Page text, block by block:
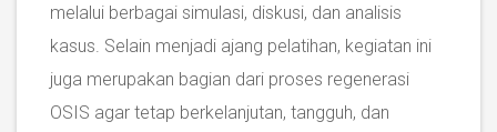
melalui berbagai simulasi, diskusi, dan analisis
kasus. Selain menjadi ajang pelatihan, kegiatan ini
juga merupakan bagian dari proses regenerasi
OSIS agar tetap berkelanjutan, tangguh, dan